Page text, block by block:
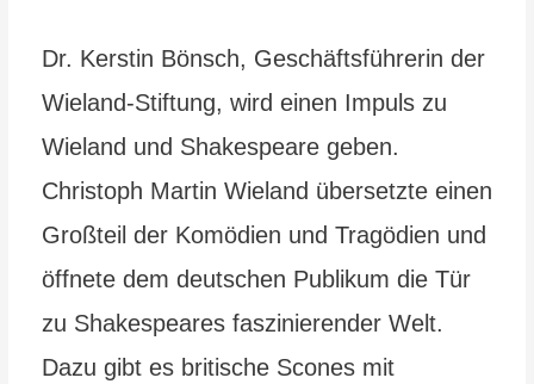
Dr. Kerstin Bönsch, Geschäftsführerin der
Wieland-Stiftung, wird einen Impuls zu
Wieland und Shakespeare geben.
Christoph Martin Wieland übersetzte einen
Großteil der Komödien und Tragödien und
öffnete dem deutschen Publikum die Tür
zu Shakespeares faszinierender Welt.
Dazu gibt es britische Scones mit